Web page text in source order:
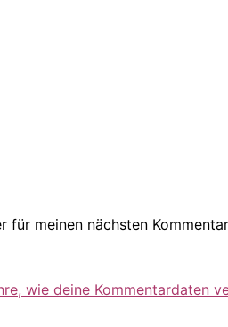
für meinen nächsten
wie deine Kommentardaten